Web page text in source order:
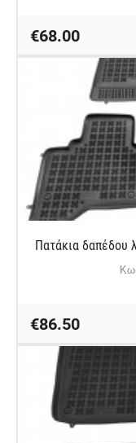
€68.00
Πατάκια δαπέδου
€86.50